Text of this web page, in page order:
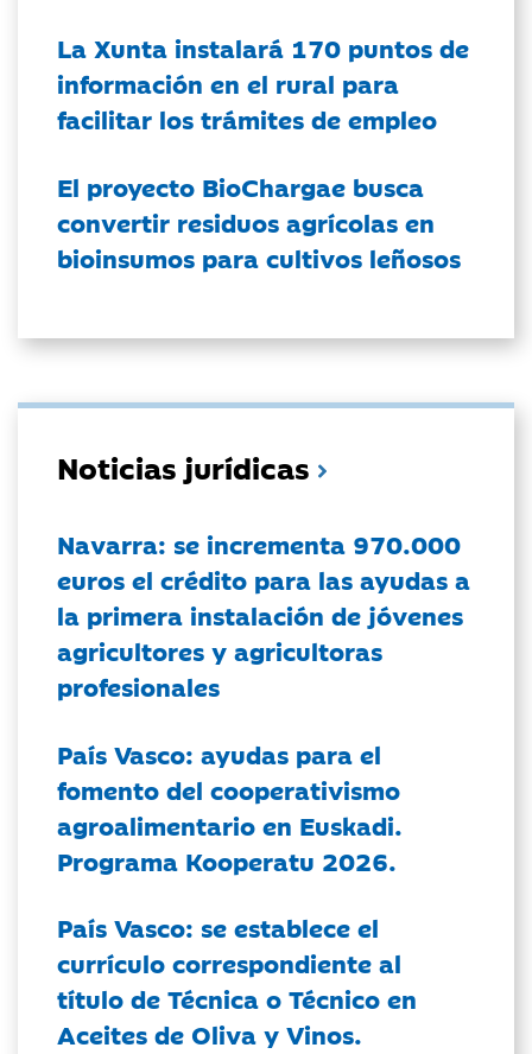
La Xunta instalará 170 puntos de
información en el rural para
facilitar los trámites de empleo
El proyecto BioChargae busca
convertir residuos agrícolas en
bioinsumos para cultivos leñosos
Noticias jurídicas
Navarra: se incrementa 970.000
euros el crédito para las ayudas a
la primera instalación de jóvenes
agricultores y agricultoras
profesionales
País Vasco: ayudas para el
fomento del cooperativismo
agroalimentario en Euskadi.
Programa Kooperatu 2026.
País Vasco: se establece el
currículo correspondiente al
título de Técnica o Técnico en
Aceites de Oliva y Vinos.